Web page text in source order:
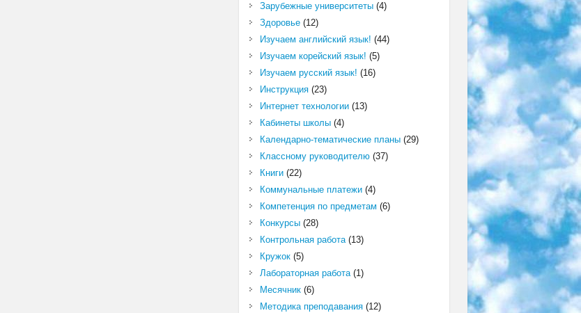
Зарубежные университеты(4)
Здоровье(12)
Изучаем английский язык! (44)
Изучаем корейский язык! (5)
Изучаем русский язык! (16)
Инструкция(23)
Интернет технологии(13)
Кабинеты школы(4)
Календарно-тематические планы(29)
Классному руководителю(37)
Книги(22)
Коммунальные платежи(4)
Компетенция по предметам (6)
Конкурсы(28)
Контрольная работа(13)
Кружок(5)
Лабораторная работа(1)
Месячник(6)
Методика преподавания(12)